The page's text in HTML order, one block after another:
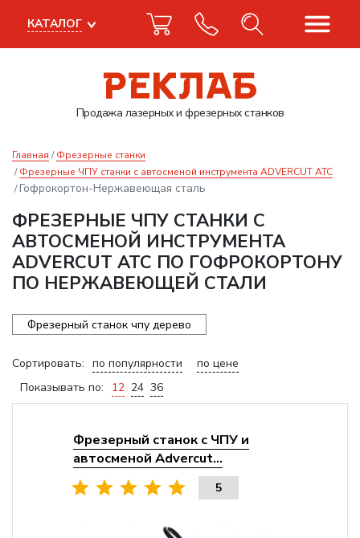
Продажа лазерныхи фрезерных станков
КАТАЛОГ
Главная
Фрезерные станки
Фрезерные ЧПУ станки с автосменой инструмента ADVERCUT ATC
Гофрокортон-Нержавеющая сталь
ФРЕЗЕРНЫЕ ЧПУ СТАНКИ С
АВТОСМЕНОЙ ИНСТРУМЕНТА
ADVERCUT ATC ПО ГОФРОКОРТОНУ
ПО НЕРЖАВЕЮЩЕЙ СТАЛИ
Фрезерный станок чпу дерево
Сортировать: по популярности
по цене
Показывать по:
12 24 36
Фрезерный станок с ЧПУ и
автосменой Advercut...
5